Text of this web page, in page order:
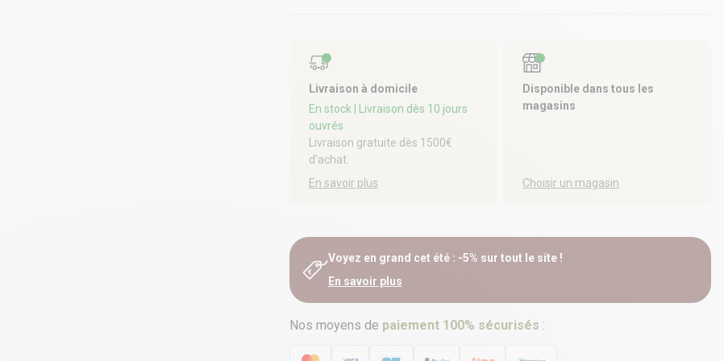
Livraison à domicile
En stock
| Livraison dès 10 jours
ouvrés
Livraison gratuite dès 1500€
d’achat.
En savoir plus
Disponible dans tous les
magasins
Choisir un magasin
Voyez en grand cet été : -5% sur tout le site !
En savoir plus
Nos moyens de paiement 100% sécurisés :